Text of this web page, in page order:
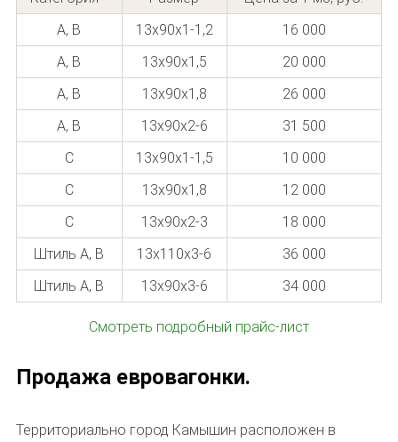
A, В
13x90x1-1,2
16 000
A, В
13x90x1,5
20 000
A, В
13x90x1,8
26 000
A, В
13x90x2-6
31 500
C
13x90x1-1,5
10 000
С
13x90x1,8
12 000
C
13x90x2-3
18 000
Штиль А, В
13x110x3-6
36 000
Штиль А, В
13x90x3-6 34 000
Смотреть подробный прайс-лист
Продажа евровагонки.
Территориально город Камышин расположен в